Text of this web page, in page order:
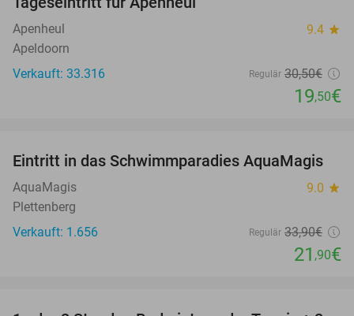
Apenheul 9.4 star
Apeldoorn
Verkauft: 33.316
Regulär 30,50€
19,50€
35%
Eintritt in das Schwimmparadies AquaMagis
AquaMagis 9.0 star
Plettenberg
Verkauft: 1.656
Regulär 33,90€
21 ,90€